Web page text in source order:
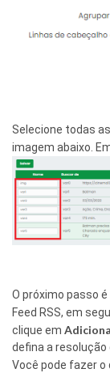
Selecione todas
imagem abaixo.
O próximo passo
Feed RSS, em
clique em
defina a
Você pode fazer